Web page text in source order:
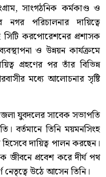
সাংগঠনিক কর্মকাণ্ড ও
পরিচালনার দায়িত্বে
করপোরেশনের প্রশাসক
ও উন্নয়ন কার্যক্রমে
গ্রহণের পর তাঁর বিভিন্ন
মধ্যে আলোচনার সৃষ্টি
যুবদলের সাবেক সভাপতি
বর্তমানে তিনি ময়মনসিংহ
দায়িত্ব পালন করছেন।
জীবনে প্রবেশ করে দীর্ঘ পথ
নেতৃত্বে উঠে আসেন তিনি।